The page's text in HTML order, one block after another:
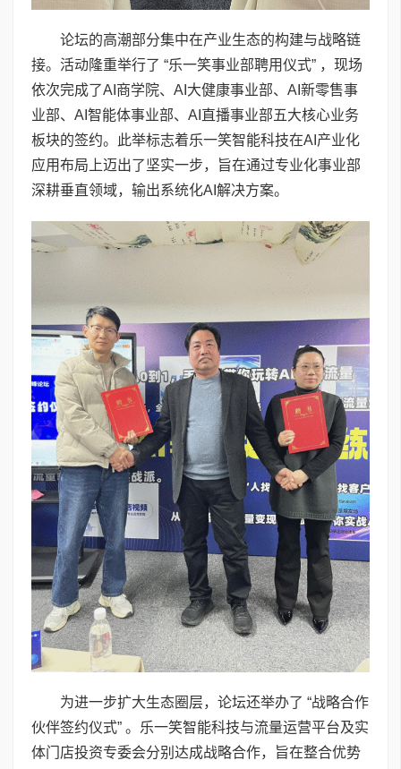
论坛的高潮部分集中在产业生态的构建与战略链
接。活动隆重举行了 “乐一笑事业部聘用仪式” ，现场
依次完成了AI商学院、AI大健康事业部、AI新零售事
业部、AI智能体事业部、AI直播事业部五大核心业务
板块的签约。此举标志着乐一笑智能科技在AI产业化
应用布局上迈出了坚实一步，旨在通过专业化事业部
深耕垂直领域，输出系统化AI解决方案。
为进一步扩大生态圈层，论坛还举办了 “战略合作
伙伴签约仪式” 。乐一笑智能科技与流量运营平台及实
体门店投资专委会分别达成战略合作，旨在整合优势